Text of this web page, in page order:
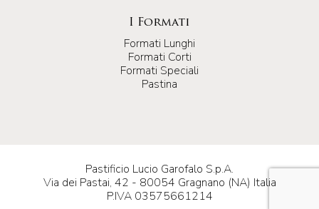
I Formati
Formati Lunghi
Formati Corti
Formati Speciali
Pastina
Pastificio Lucio Garofalo S.p.A.
Via dei Pastai, 42 - 80054 Gragnano (NA) Italia
P.IVA 03575661214